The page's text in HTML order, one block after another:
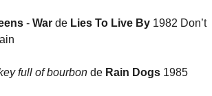
- War de Lies To Live By 1982 Don’t
full of bourbon de Rain Dogs 1985